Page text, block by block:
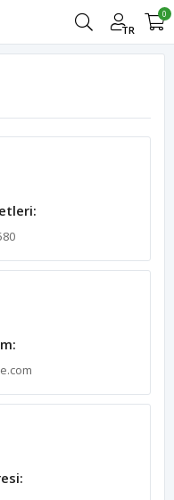
TR
0